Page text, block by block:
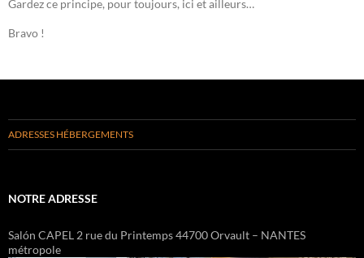
Gardez ce principe, pour toujours, ici et ailleurs…
Bravo !
ADRESSES HÉBERGEMENTS
NOTRE ADRESSE
Salón CAPEL 2 rue du Printemps 44700 Orvault – NANTES
métropole